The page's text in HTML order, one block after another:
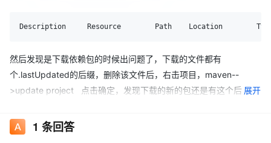
然后发现是下载依赖包的时候出问题了，下载的文件都有
个.lastUpdated的后缀，删除该文件后，右击项目，maven--
>update project 点击确定，发现下载的新的包还是有这个后
>update project ，勾选Force Update of........ 点确定后发现下载的
还是有那个后缀，这下没办法了。百度查了一下都说删了重下就OK的，
展开
1 条回答